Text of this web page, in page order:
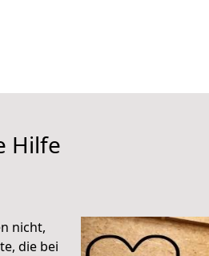
Hilfe
nicht,
die bei